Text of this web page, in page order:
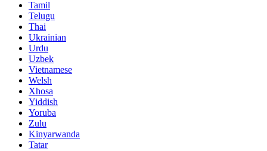
Tamil
Telugu
Thai
Ukrainian
Urdu
Uzbek
Vietnamese
Welsh
Xhosa
Yiddish
Yoruba
Zulu
Kinyarwanda
Tatar